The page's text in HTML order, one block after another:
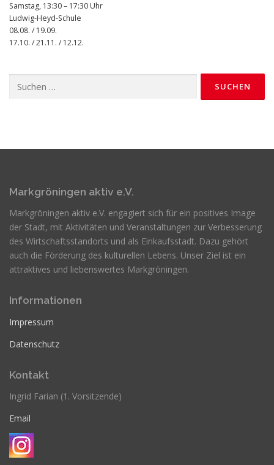
Samstag, 13:30 – 17:30 Uhr
Ludwig-Heyd-Schule
08.08. / 19.09.
17.10. / 21.11. / 12.12.
nach:
Markgröningen aktiv e.V.
Markgröningen aktiv e.V. engagiert sich für ein positives Image
der Stadt, mit Aktivitäten und Veranstaltungen zur Verbesserung
des Wirtschaftsstandorts und als Einkaufsstadt. Dazu gehört
auch die Förderung des kulturellen Lebens. Unser Ziel ist ein
attraktives und liebenswertes Markgröningen.
Informationen
Impressum
Datenschutz
Kontakt
Ingrid Farian (1. Vorsitzende)
Email